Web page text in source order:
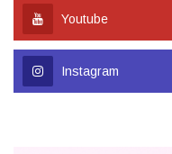
Youtube
Instagram